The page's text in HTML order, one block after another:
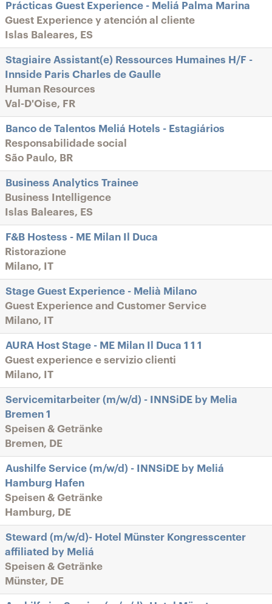
Prácticas Guest Experience - Meliá Palma Marina
Guest Experience y atención al cliente
Islas Baleares, ES
Stagiaire Assistant(e) Ressources Humaines H/F -
Innside Paris Charles de Gaulle
Human Resources
Val-D'Oise, FR
Banco de Talentos Meliá Hotels - Estagiários
Responsabilidade social
São Paulo, BR
Business Analytics Trainee
Business Intelligence
Islas Baleares, ES
F&B Hostess - ME Milan Il Duca
Ristorazione
Milano, IT
Stage Guest Experience - Melià Milano
Guest Experience and Customer Service
Milano, IT
AURA Host Stage - ME Milan Il Duca 1 1 1
Guest experience e servizio clienti
Milano, IT
Servicemitarbeiter (m/w/d) - INNSiDE by Melia
Bremen 1
Speisen & Getränke
Bremen, DE
Aushilfe Service (m/w/d) - INNSiDE by Meliá
Hamburg Hafen
Speisen & Getränke
Hamburg, DE
Steward (m/w/d)- Hotel Münster Kongresscenter
affiliated by Meliá
Speisen & Getränke
Münster, DE